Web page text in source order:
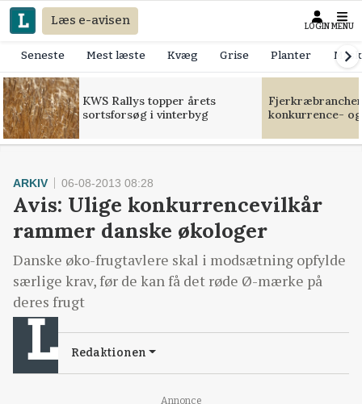
Læs e-avisen LOGIN MENU
Seneste Mest læste Kvæg Grise Planter
KWS Rallys topper årets
sortsforsøg i vinterbyg
konkurrence-
Annonce
ARKIV 06-08-2013 08:28
Avis: Ulige konkurrencevilkår
rammer danske økologer
Danske øko-frugtavlere skal i modsætning opfylde
særlige krav, før de kan få det røde Ø-mærke på
deres frugt
Redaktionen